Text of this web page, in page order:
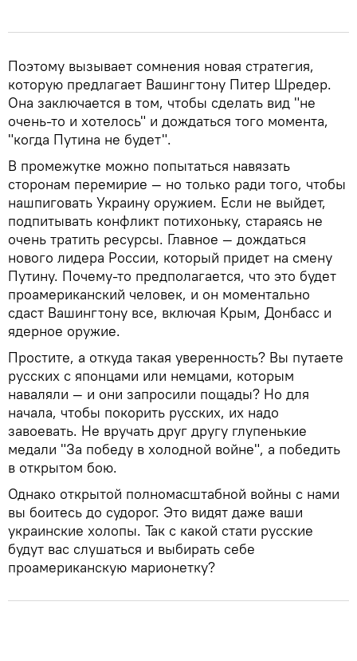
Поэтому вызывает сомнения новая стратегия,
которую предлагает Вашингтону Питер Шредер.
Она заключается в том, чтобы сделать вид "не
очень-то и хотелось" и дождаться того момента,
"когда Путина не будет".
В промежутке можно попытаться навязать
сторонам перемирие — но только ради того, чтобы
нашпиговать Украину оружием. Если не выйдет,
подпитывать конфликт потихоньку, стараясь не
очень тратить ресурсы. Главное — дождаться
нового лидера России, который придет на смену
Путину. Почему-то предполагается, что это будет
проамериканский человек, и он моментально
сдаст Вашингтону все, включая Крым, Донбасс и
ядерное оружие.
Простите, а откуда такая уверенность? Вы путаете
русских с японцами или немцами, которым
наваляли — и они запросили пощады? Но для
начала, чтобы покорить русских, их надо
завоевать. Не вручать друг другу глупенькие
медали "За победу в холодной войне", а победить
в открытом бою.
Однако открытой полномасштабной войны с нами
вы боитесь до судорог. Это видят даже ваши
украинские холопы. Так с какой стати русские
будут вас слушаться и выбирать себе
проамериканскую марионетку?